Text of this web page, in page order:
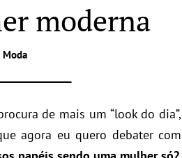
moderna
Moda
de mais um “look do dia”,
agora eu quero debater com